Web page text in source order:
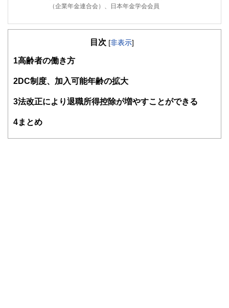
（企業年金連合会）、日本年金学会会員
企業勤務時代も含め20年以上にわたり公的年金を中心とした
ミナー、年代別セミナー講師といった分野の業務に携わって
きます。「この人に出会えて良かった」と思っていただける
仕事をします。
目次 [非表示]
1高齢者の働き方
2DC制度、加入可能年齢の拡大
3法改正により退職所得控除が増やすことができる
4まとめ